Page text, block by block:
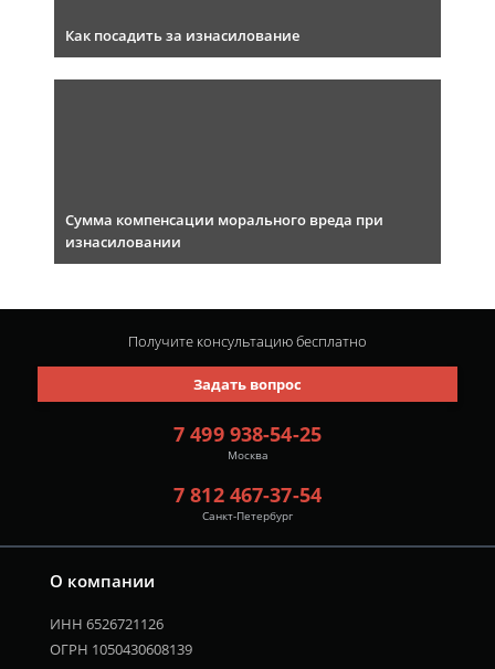
Как посадить за изнасилование
Сумма компенсации морального вреда при
изнасиловании
О компании
ИНН 6526721126
ОГРН 1050430608139
7 499 938-54-25
Москва
7 812 467-37-54
Санкт-Петербург
Задать вопрос
Получите консультациюбесплатно